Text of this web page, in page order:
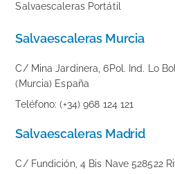
Salvaescaleras Portátil
Salvaescaleras Murcia
C/ Mina Jardinera, 6Pol. Ind. Lo
(Murcia) España
Teléfono: (+34) 968 124 121
Salvaescaleras Madrid
C/ Fundición, 4 Bis Nave 528522